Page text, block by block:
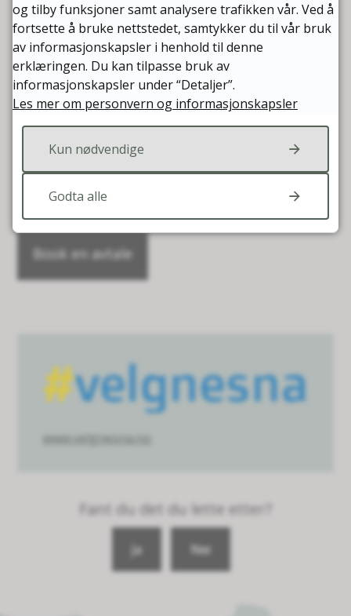
Halvor Hilmersen
Programleder omstilling
E-post Send e-post
Telefon 75 06 70 29
Mobil 93 24 84 41
kommunehuset, via teams eller per telefon.
Book en avtale
www.velgnesna.no
Fant du det du lette etter?
Ja Nei
og tilby funksjoner samt analysere trafikken vår. Ved å
fortsette å bruke nettstedet, samtykker du til vår bruk
av informasjonskapsler i henhold til denne
erklæringen. Du kan tilpasse bruk av
informasjonskapsler under “Detaljer”.
Les mer om personvern og informasjonskapsler
Kun nødvendige
Godta alle